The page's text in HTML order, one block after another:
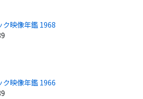
ク映像年鑑 1968
ク映像年鑑 1966